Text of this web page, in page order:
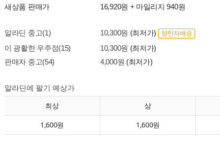
새상품 판매가
16,920원 + 마일리지 940원
알라딘 중고(1) 10,300원 (최저가) 양탄자배송
이 광활한 우주점(15) 10,300원 (최저가)
판매자 중고(54)
4,000원 (최저가)
알라딘에 팔기 예상가
최상 상
1,600원 1,600원